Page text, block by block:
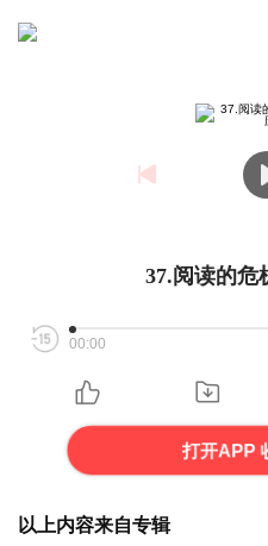
37.阅读的危
00:00
打开APP
以上内容来自专辑